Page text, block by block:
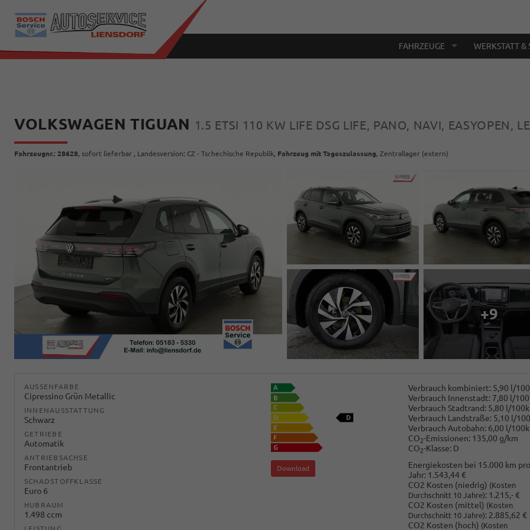
FAHRZEUGE WERKSTATT &
VOLKSWAGEN TIGUAN 1.5 ETSI 110 KW LIFE DSG LIFE, PANO, NAVI, EASYOPEN,
Fahrzeugnr.: 28628, sofort lieferbar , Landesversion: CZ - Tschechische Republik, Fahrzeug mit Tageszulassung, Zentrallager (extern)
+9
AUSSENFARBE
Cipressino Grün Metallic
INNENAUSSTATTUNG
Schwarz
GETRIEBE
Automatik
ANTRIEBSACHSE
Frontantrieb
SCHADSTOFFKLASSE
Euro 6
HUBRAUM
1.498 ccm
Verbrauch kombiniert: 5,90 l/
Verbrauch Innenstadt: 7,80 l/
Verbrauch Stadtrand: 5,80 l/
Verbrauch Landstraße: 5,10 l/
Verbrauch Autobahn: 6,00 l/
CO2-Emissionen: 135,00 g/km
CO2-Klasse: D
Download
Energiekosten bei 15.000 km pro
Jahr: 1.543,44 €
CO2 Kosten (niedrig) (Kosten
Durchschnitt 10 Jahre): 1.215,- €
CO2 Kosten (mittel) (Kosten
Durchschnitt 10 Jahre): 2.885,62 €
CO2 Kosten (hoch) (Kosten